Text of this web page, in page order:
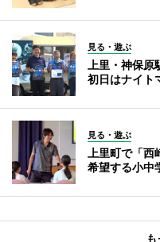
見る・遊ぶ
上里・神保
初日はナイト
見る・遊ぶ
上里町で「
希望する小中
も